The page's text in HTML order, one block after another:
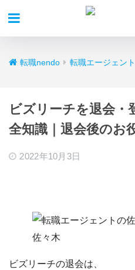
転職nendo 転職エージェント
ビズリーチを退会・
全知識｜退会後のお
2022年10月3日
佐々木
ビズリーチの退会は、